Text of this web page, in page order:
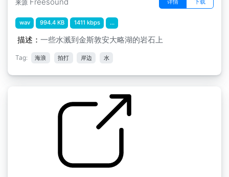
来源 详情 下载
wav 994.4 KB 1411 kbps ...
描述： 一些水溅到金斯敦安大略湖的岩石上
Tag: 海浪 拍打 岸边 水